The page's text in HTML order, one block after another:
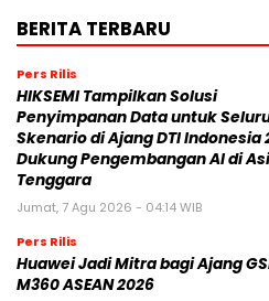
BERITA TERBARU
Pers Rilis
HIKSEMI Tampilkan Solusi
Penyimpanan Data untuk
Skenario di Ajang DTI Indonesia
Dukung Pengembangan AI di
Tenggara
Jumat, 7 Agu 2026 - 04:14 WIB
Pers Rilis
Huawei Jadi Mitra bagi Ajang
M360 ASEAN 2026